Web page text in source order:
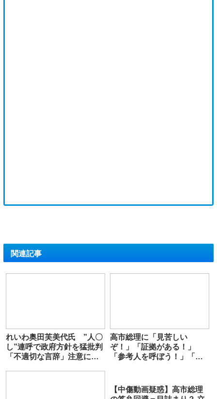
関連記事
れいわ奥田芙美代氏 ”人〇
し”連呼で政府方針を猛批判
「不適切な言辞」注意に
高市総理に「見苦しい
ぞ！」「証拠がある！」
「参考人を呼ぼう！」「ソ
【中傷動画疑惑】高市総理